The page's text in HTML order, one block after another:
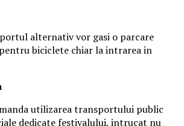
alternativ vor gasi o parcare
biciclete chiar la intrarea in
utilizarea transportului public
dedicate festivalului, intrucat nu